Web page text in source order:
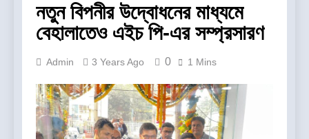
নতুন বিপনীর উদ্বোধনের মাধ্যমে
বেহালাতেও এইচ পি-এর সম্প্রসারণ
Admin 3 Years Ago 0 1 Mins